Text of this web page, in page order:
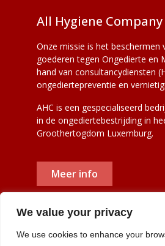
We value your privacy
We use cookies to enhance your
All Hygiene Company
Onze missie is het beschermen
goederen tegen Ongedierte en
hand van consultancydiensten
ongediertepreventie en
AHC is een gespecialiseerd
in de ongediertebestrijding in
Groothertogdom Luxemburg.
Meer info